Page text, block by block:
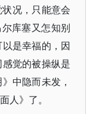
况，只能意会
库塞又怎知别
是幸福的，因
觉的被操纵是
中隐而未发，
人》了。